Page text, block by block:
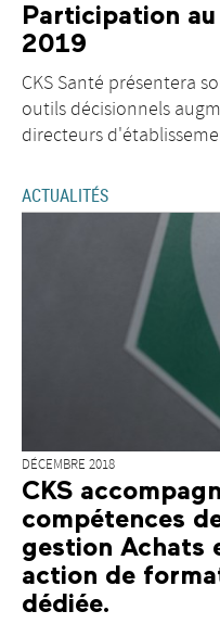
Participation
2019
CKS Santé présentera
outils décisionnels
directeurs
ACTUALITÉS
DÉCEMBRE 2018
CKS
compétences
gestion Achats
action de
dédiée.